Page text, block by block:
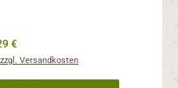
Preis:
€
Versandkosten